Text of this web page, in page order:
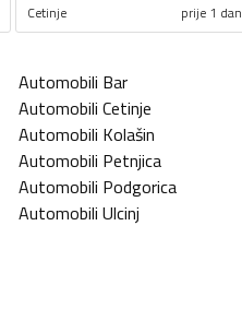
Cetinje prije 1 dan
Automobili Bar
Automobili Cetinje
Automobili Kolašin
Automobili Petnjica
Automobili Podgorica
Automobili Ulcinj